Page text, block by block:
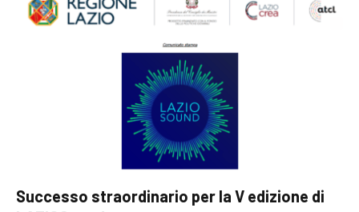
Successo straordinario per la V edizione di